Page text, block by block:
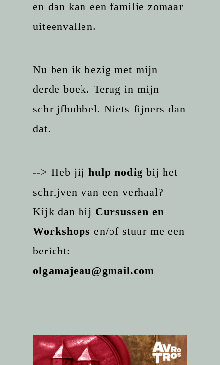
en dan kan een familie zomaar
uiteenvallen.
Nu ben ik bezig met mijn
derde boek. Terug in mijn
schrijfbubbel. Niets fijners dan
dat.
--> Heb jij hulp nodig bij het
schrijven van een verhaal?
Kijk dan bij Cursussen en
Workshops en/of stuur me een
bericht:
olgamajeau@gmail.com